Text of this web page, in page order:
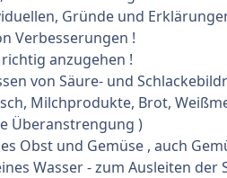
Gründe und
Verbesserungen !
anzugehen !
von Säure- und
Milchprodukte, Brot,
Überanstrengung )
Obst und Gemüse , auch
Wasser - zum Ausleiten der